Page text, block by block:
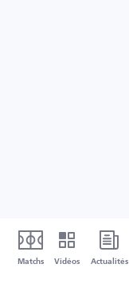
Matchs Vidéos Actualités